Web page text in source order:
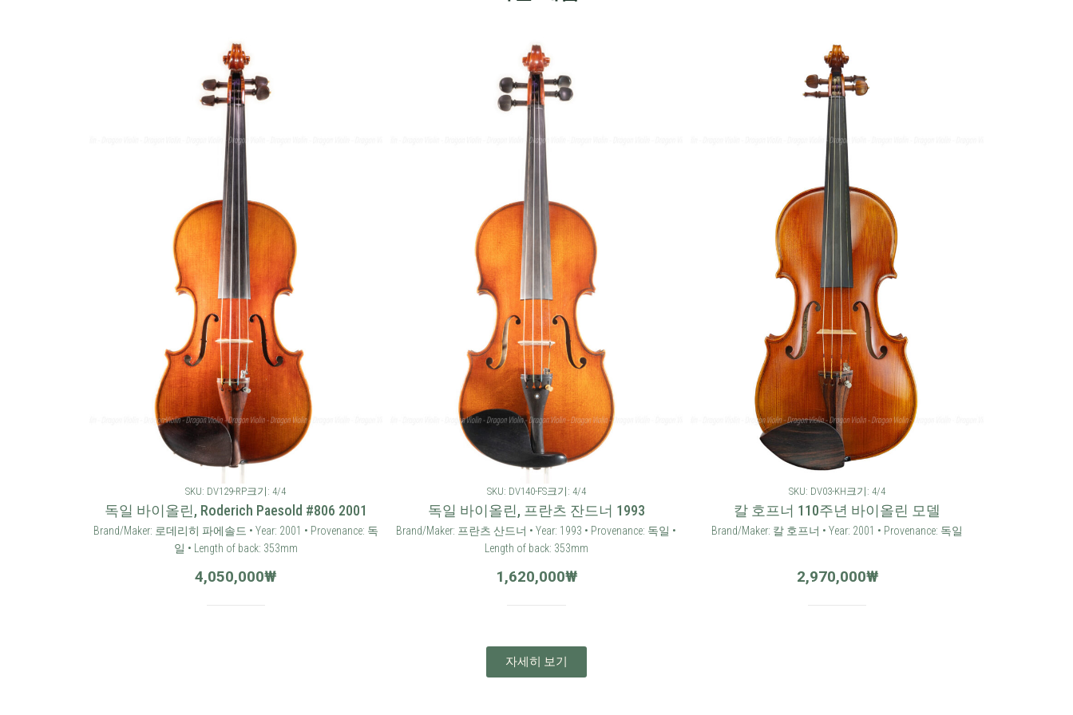
SKU: DV129-RP크기: 4/4
독일 바이올린, Roderich Paesold #806 2001
Brand/Maker: 로데리히 파에솔드 • Year: 2001 • Provenance: 독
일 • Length of back: 353mm
4,050,000₩
SKU: DV140-FS크기: 4/4
독일 바이올린, 프란츠 잔드너 1993
Brand/Maker: 프란츠 산드너 • Year: 1993 • Provenance: 독일 •
Length of back: 353mm
1,620,000₩
SKU: DV03-KH크기: 4/4
칼 호프너 110주년 바이올린 모델
Brand/Maker: 칼 호프너 • Year: 2001 • Provenance: 독일
2,970,000₩
자세히 보기